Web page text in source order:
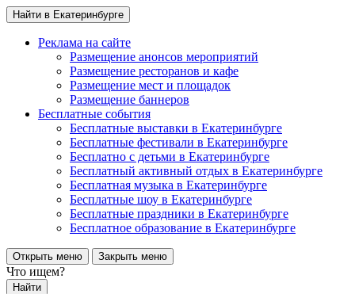
Найти в Екатеринбурге
Реклама на сайте
Размещение анонсов мероприятий
Размещение ресторанов и кафе
Размещение мест и площадок
Размещение баннеров
Бесплатные события
Бесплатные выставки в Екатеринбурге
Бесплатные фестивали в Екатеринбурге
Бесплатно с детьми в Екатеринбурге
Бесплатный активный отдых в Екатеринбурге
Бесплатная музыка в Екатеринбурге
Бесплатные шоу в Екатеринбурге
Бесплатные праздники в Екатеринбурге
Бесплатное образование в Екатеринбурге
Открыть меню Закрыть меню
Что ищем?
Найти